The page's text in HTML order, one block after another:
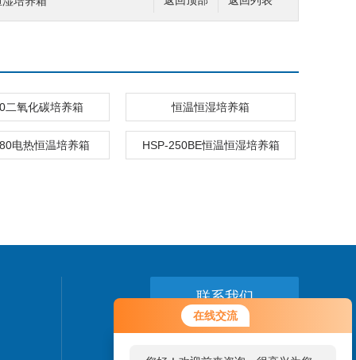
在线交流
您好！欢迎前来咨询，很高兴为您
服务，请问您要咨询什么问题呢？
二氧化碳培养箱 恒温恒湿培养箱
电热恒温培养箱 HSP-250BE恒温恒湿培养箱
联系我们
24小时热线：